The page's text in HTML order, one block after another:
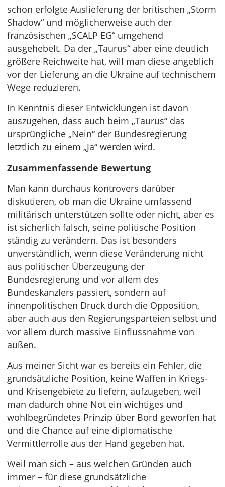
schon erfolgte Auslieferung der britischen „Storm
Shadow“ und möglicherweise auch der
französischen „SCALP EG“ umgehend
ausgehebelt. Da der „Taurus“ aber eine deutlich
größere Reichweite hat, will man diese angeblich
vor der Lieferung an die Ukraine auf technischem
Wege reduzieren.
In Kenntnis dieser Entwicklungen ist davon
auszugehen, dass auch beim „Taurus“ das
ursprüngliche „Nein“ der Bundesregierung
letztlich zu einem „Ja“ werden wird.
Zusammenfassende Bewertung
Man kann durchaus kontrovers darüber
diskutieren, ob man die Ukraine umfassend
militärisch unterstützen sollte oder nicht, aber es
ist sicherlich falsch, seine politische Position
ständig zu verändern. Das ist besonders
unverständlich, wenn diese Veränderung nicht
aus politischer Überzeugung der
Bundesregierung und vor allem des
Bundeskanzlers passiert, sondern auf
innenpolitischen Druck durch die Opposition,
aber auch aus den Regierungsparteien selbst und
vor allem durch massive Einflussnahme von
außen.
Aus meiner Sicht war es bereits ein Fehler, die
grundsätzliche Position, keine Waffen in Kriegs-
und Krisengebiete zu liefern, aufzugeben, weil
man dadurch ohne Not ein wichtiges und
wohlbegründetes Prinzip über Bord geworfen hat
und die Chance auf eine diplomatische
Vermittlerrolle aus der Hand gegeben hat.
Weil man sich – aus welchen Gründen auch
immer – für diese grundsätzliche